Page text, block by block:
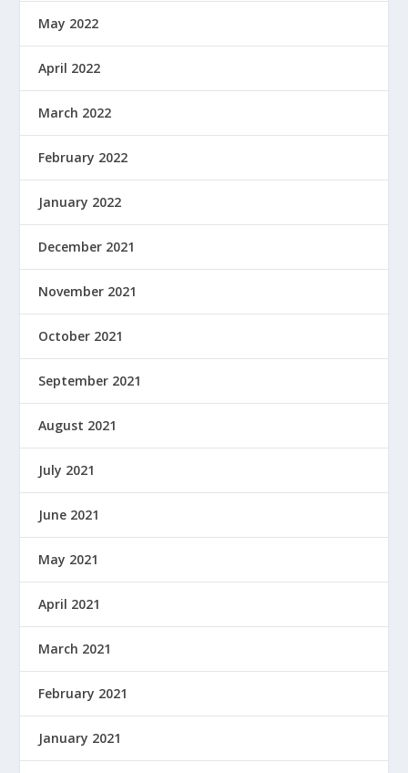
May 2022
April 2022
March 2022
February 2022
January 2022
December 2021
November 2021
October 2021
September 2021
August 2021
July 2021
June 2021
May 2021
April 2021
March 2021
February 2021
January 2021